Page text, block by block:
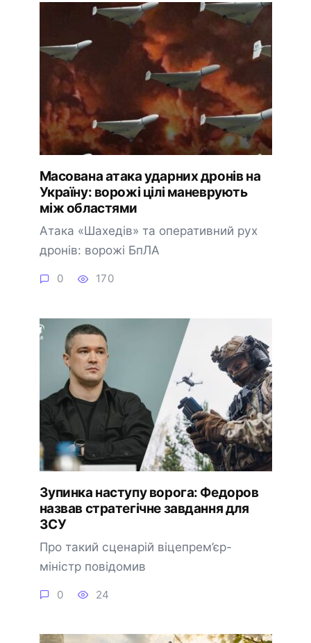
Масована атака ударних дронів на
Україну: ворожі цілі маневрують
між областями
Атака «Шахедів» та оперативний рух
дронів: ворожі БпЛА
0 170
Зупинка наступу ворога: Федоров
назвав стратегічне завдання для
ЗСУ
Про такий сценарій віцепрем’єр-
міністр повідомив
0 24